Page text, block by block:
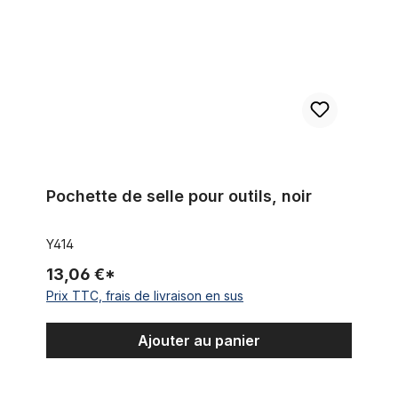
Pochette de selle pour outils, noir
Y414
13,06 €*
Prix TTC, frais de livraison en sus
Ajouter au panier